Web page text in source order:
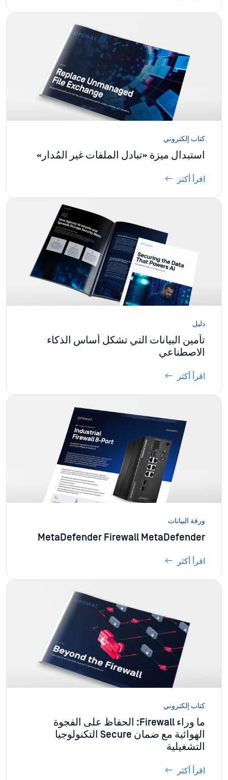
كتاب إلكتروني
استبدال ميزة «تبادل الملفات غير المُدار»
اقرأ أكثر
دليل
تأمين البيانات التي تشكل أساس الذكاء
الاصطناعي
اقرأ أكثر
ورقة البيانات
MetaDefender Firewall MetaDefender
اقرأ أكثر
كتاب إلكتروني
ما وراء Firewall: الحفاظ على الفجوة
الهوائية مع ضمان Secure التكنولوجيا
التشغيلية
اقرأ أكثر